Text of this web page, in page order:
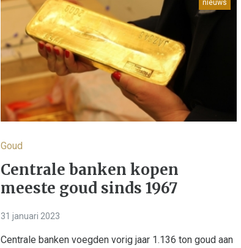
nieuws
Goud
Centrale banken kopen
meeste goud sinds 1967
31 januari 2023
Centrale banken voegden vorig jaar 1.136 ton goud aan